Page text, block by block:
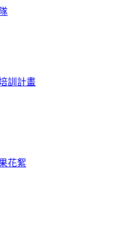
訓計畫
花絮